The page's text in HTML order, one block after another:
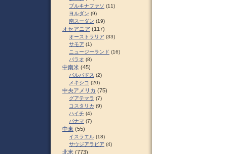
ブルキナファソ (11)
ヨルダン (9)
南スーダン (19)
オセアニア (117)
オーストラリア (33)
サモア (1)
ニュージーランド (16)
パラオ (8)
中南米 (45)
バルバドス (2)
メキシコ (20)
中央アメリカ (75)
グアテマラ (7)
コスタリカ (9)
ハイチ (4)
パナマ (7)
中東 (55)
イスラエル (18)
サウジアラビア (4)
北米 (773)